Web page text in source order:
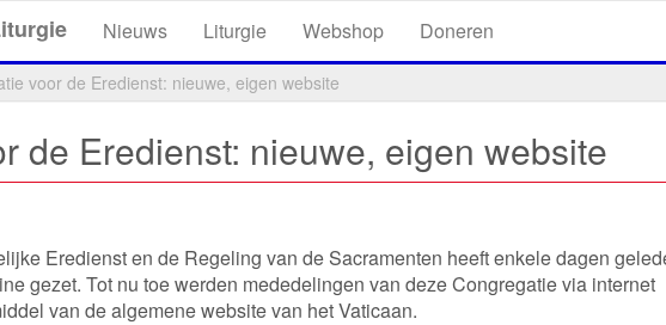
Nieuws Liturgie Webshop Doneren
voor de Eredienst: nieuwe, eigen website
de Eredienst: nieuwe, eigen website
Eredienst en de Regeling van de Sacramenten heeft enkele dagen
gezet. Tot nu toe werden mededelingen van deze Congregatie via internet
van de algemene website van het Vaticaan.